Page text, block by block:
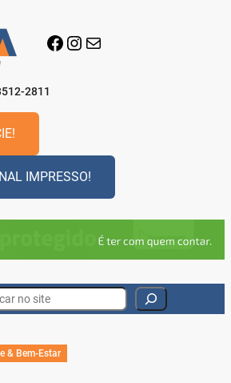
Facebook
Instagram
E-mail
2811
IMPRESSO!
& Bem-Estar